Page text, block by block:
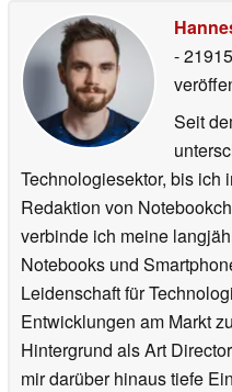
-
Seit
Technologiesektor, bis ich
Redaktion von
verbinde ich meine
Notebooks und
Leidenschaft für
Entwicklungen am Markt
Hintergrund als Art
mir darüber hinaus tiefe